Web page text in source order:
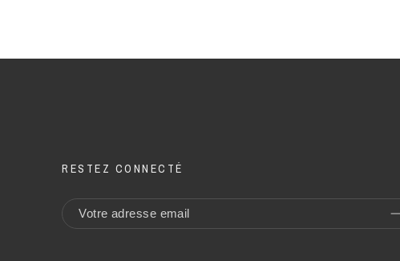
RESTEZ CONNECTÉ